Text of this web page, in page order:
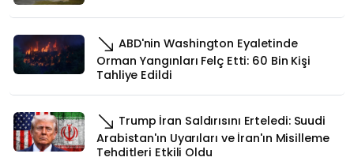
ABD'nin Washington Eyaletinde
Orman Yangınları Felç Etti: 60 Bin Kişi
Tahliye Edildi
Trump İran Saldırısını Erteledi: Suudi
Arabistan'ın Uyarıları ve İran'ın Misilleme
Tehditleri Etkili Oldu